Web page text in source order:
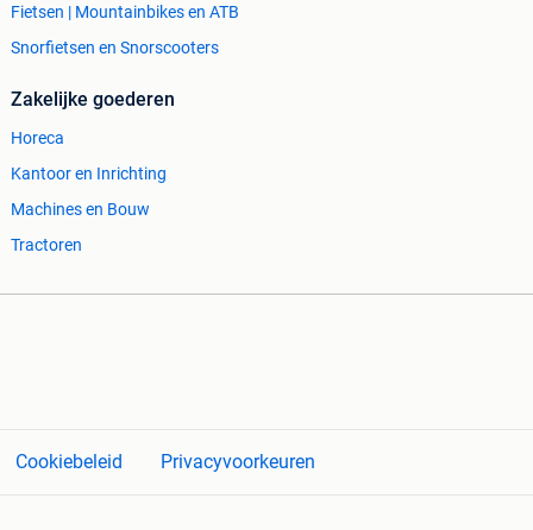
Fietsen | Mountainbikes en ATB
Snorfietsen en Snorscooters
Zakelijke goederen
Horeca
Kantoor en Inrichting
Machines en Bouw
Tractoren
Cookiebeleid Privacyvoorkeuren